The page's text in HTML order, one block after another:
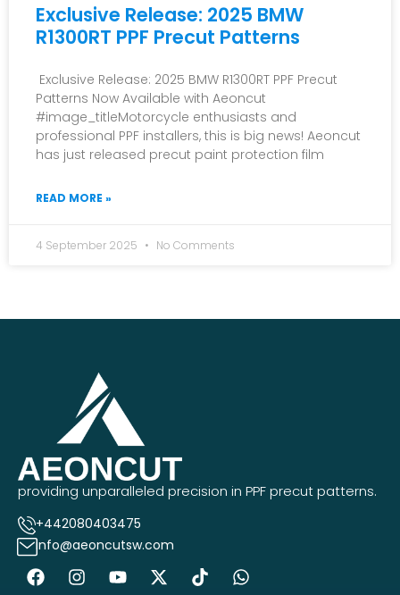
Exclusive Release: 2025 BMW
R1300RT PPF Precut Patterns
Exclusive Release: 2025 BMW R1300RT PPF Precut
Patterns Now Available with Aeoncut
#image_titleMotorcycle enthusiasts and
professional PPF installers, this is big news! Aeoncut
has just released precut paint protection film
READ MORE »
4 September 2025 No Comments
providing unparalleled precision in PPF precut patterns.
+442080403475
info@aeoncutsw.com